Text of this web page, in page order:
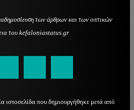
των άρθρων και των οπτικών
του kefaloniastatus.gr
ιστοσελίδα που δημιουργήθηκε μετά από